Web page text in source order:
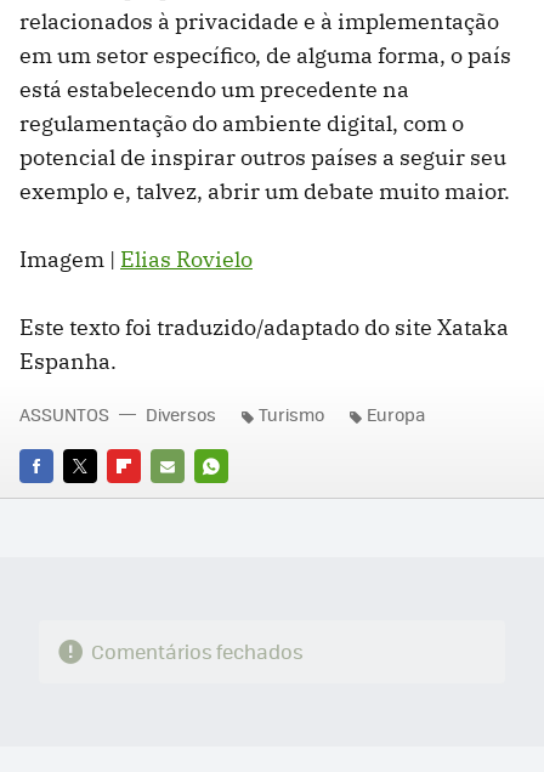
relacionados à privacidade e à implementação
em um setor específico, de alguma forma, o país
está estabelecendo um precedente na
regulamentação do ambiente digital, com o
potencial de inspirar outros países a seguir seu
exemplo e, talvez, abrir um debate muito maior.
Imagem | Elias Rovielo
Este texto foi traduzido/adaptado do site Xataka
Espanha.
FACEBOOK
TWITTERFLIPBOARD
E-
WHATSAPP
ASSUNTOS Diversos Turismo Europa
Comentários fechados